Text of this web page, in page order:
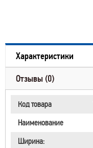
Характеристики
Отзывы (0)
Код товара
Наименование
Ширина: